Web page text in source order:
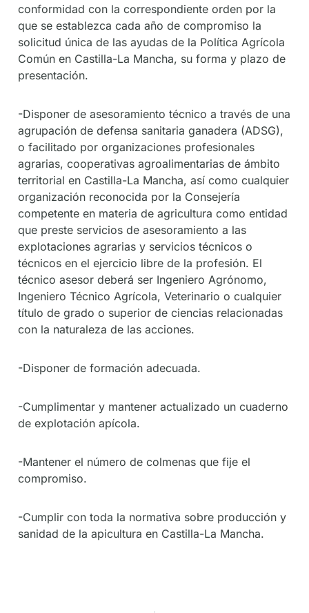
conformidad con la correspondiente orden por la
que se establezca cada año de compromiso la
solicitud única de las ayudas de la Política Agrícola
Común en Castilla-La Mancha, su forma y plazo de
presentación.
-Disponer de asesoramiento técnico a través de una
agrupación de defensa sanitaria ganadera (ADSG),
o facilitado por organizaciones profesionales
agrarias, cooperativas agroalimentarias de ámbito
territorial en Castilla-La Mancha, así como cualquier
organización reconocida por la Consejería
competente en materia de agricultura como entidad
que preste servicios de asesoramiento a las
explotaciones agrarias y servicios técnicos o
técnicos en el ejercicio libre de la profesión. El
técnico asesor deberá ser Ingeniero Agrónomo,
Ingeniero Técnico Agrícola, Veterinario o cualquier
título de grado o superior de ciencias relacionadas
con la naturaleza de las acciones.
-Disponer de formación adecuada.
-Cumplimentar y mantener actualizado un cuaderno
de explotación apícola.
-Mantener el número de colmenas que fije el
compromiso.
-Cumplir con toda la normativa sobre producción y
sanidad de la apicultura en Castilla-La Mancha.